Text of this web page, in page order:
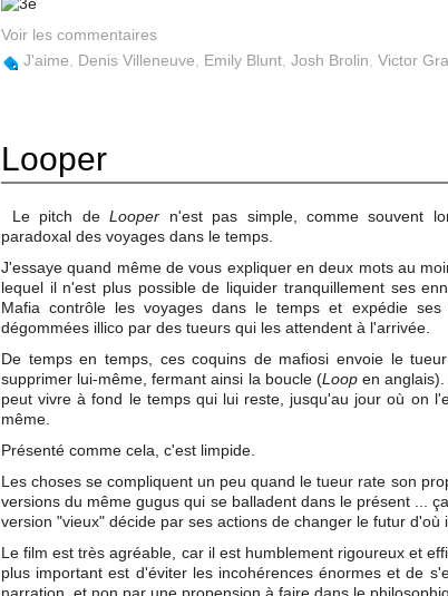
Voir les commentaires
J'aime
Denis Villeneuve Emily Blunt Josh Brolin Victor
Looper
Le pitch deLooper n'est pas simple, comme souvent
paradoxal des voyages dans le temps.
J'essaye quand même de vous expliquer en deux mots au
lequel il n'est plus possible de liquider tranquillement ses
Mafia contrôle les voyages dans le temps et expédie
dégommées illico par des tueurs qui les attendent à l'arrivée.
De temps en temps, ces coquins de mafiosi envoie le
supprimer lui-même, fermant ainsi la boucle (Loopen anglais).
peut vivre à fond le temps qui lui reste, jusqu'au jour où on
même.
Présenté comme cela, c'est limpide.
Les choses se compliquent un peu quand le tueur rate son
versions du même gugus qui se balladent dans le présent ...
version "vieux" décide par ses actions de changer le futur d'où
Le film est très agréable, car il est humblement rigoureux et
plus important est d'éviter les incohérences énormes et de